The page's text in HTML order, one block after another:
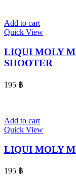
Add to cart
Quick View
LIQUI MOLY
SHOOTER
195 ฿
Add to cart
Quick View
LIQUI MOLY
195 ฿